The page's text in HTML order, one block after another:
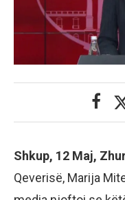
Shkup, 12 Maj,
Qeverisë, Marija